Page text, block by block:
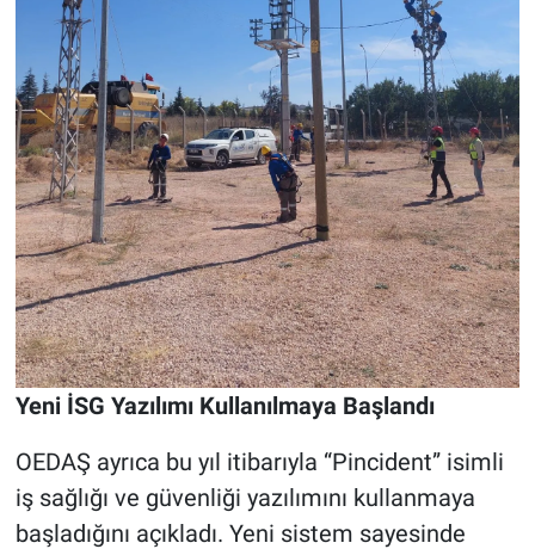
Yeni İSG Yazılımı Kullanılmaya Başlandı
OEDAŞ ayrıca bu yıl itibarıyla “Pincident” isimli
iş sağlığı ve güvenliği yazılımını kullanmaya
başladığını açıkladı. Yeni sistem sayesinde